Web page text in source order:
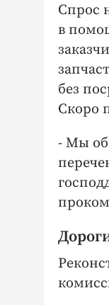
Спрос
в
без
Скоро
- Мы